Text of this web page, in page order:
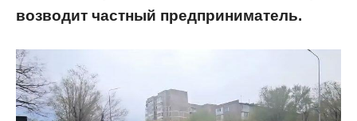
возводит частный предприниматель.